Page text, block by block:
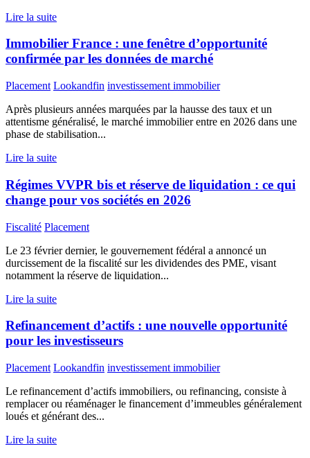
Lire la suite
Immobilier France : une fenêtre d’opportunité
confirmée par les données de marché
Placement Lookandfin investissement immobilier
Après plusieurs années marquées par la hausse des taux et un
attentisme généralisé, le marché immobilier entre en 2026 dans une
phase de stabilisation...
Lire la suite
Régimes VVPR bis et réserve de liquidation : ce qui
change pour vos sociétés en 2026
Fiscalité Placement
Le 23 février dernier, le gouvernement fédéral a annoncé un
durcissement de la fiscalité sur les dividendes des PME, visant
notamment la réserve de liquidation...
Lire la suite
Refinancement d’actifs : une nouvelle opportunité
pour les investisseurs
Placement Lookandfin investissement immobilier
Le refinancement d’actifs immobiliers, ou refinancing, consiste à
remplacer ou réaménager le financement d’immeubles généralement
loués et générant des...
Lire la suite